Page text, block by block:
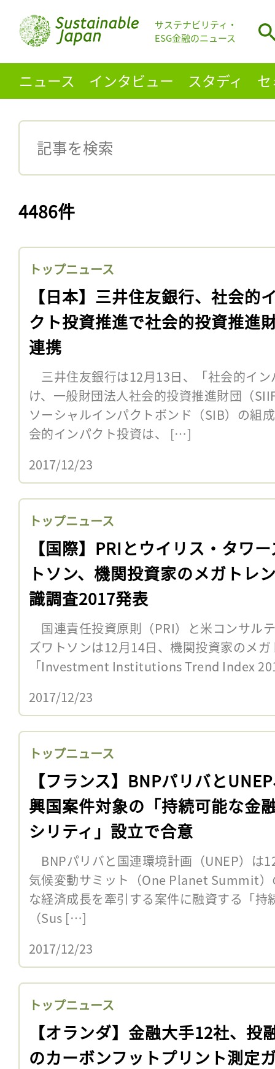
サステナビリティ・
ESG金融のニュース
ニュース インタビュー スタディ
4486件
トップニュース
【日本】三井住友銀行、社会的
クト投資推進で社会的投資推進
連携
三井住友銀行は12月13日、「社会的イ
け、一般財団法人社会的投資推進財団（
ソーシャルインパクトボンド（SIB）の組
会的インパクト投資は、 […]
2017/12/23
トップニュース
【国際】PRIとウイリス・タワ
トソン、機関投資家のメガトレ
識調査2017発表
国連責任投資原則（PRI）と米コンサル
ズワトソンは12月14日、機関投資家のメ
「Investment Institutions Trend Index
2017/12/23
トップニュース
【フランス】BNPパリバと
興国案件対象の「持続可能な金
シリティ」設立で合意
BNPパリバと国連環境計画（UNEP）は
気候変動サミット（One Planet Summit
な経済成長を牽引する案件に融資する「持
（Sus […]
2017/12/23
トップニュース
【オランダ】金融大手12社、投
のカーボンフットプリント測定